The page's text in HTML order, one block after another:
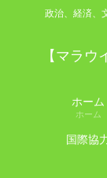
政治、経済、
【マラ
ホーム
ホーム
国際協